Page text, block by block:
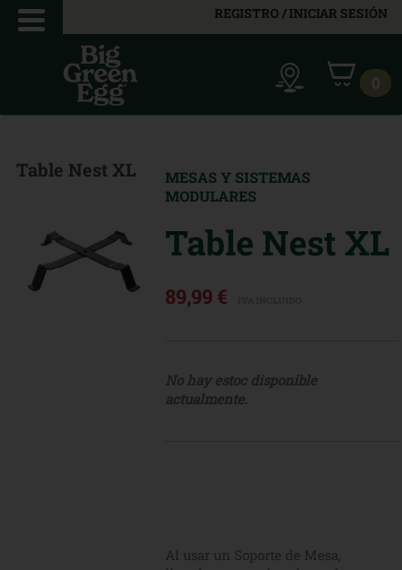
REGISTRO / INICIAR SESIÓN
0
Table Nest XL
MESAS Y SISTEMAS
MODULARES
Table Nest XL
89,99 €
No hay estoc disponible
actualmente.
Al usar un Soporte de Mesa,